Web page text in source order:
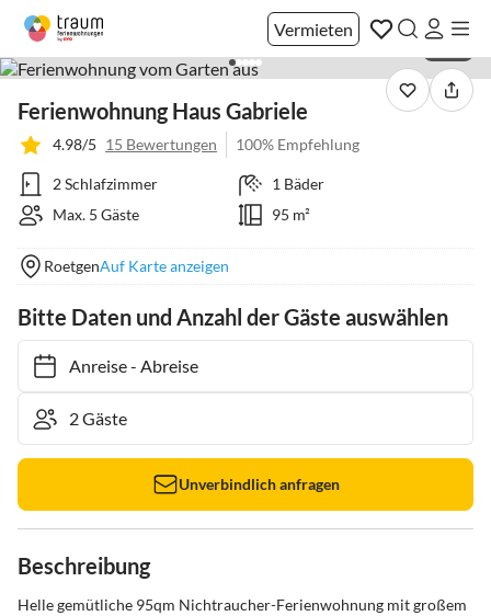
Vermieten
Ferienwohnung Haus Gabriele
4.98/5 15 Bewertungen 100% Empfehlung
2 Schlafzimmer
1 Bäder
Max. 5 Gäste
95 m²
RoetgenAuf Karte anzeigen
Bitte Daten und Anzahl der Gäste auswählen
Anreise- Abreise
Unverbindlich anfragen
Beschreibung
Helle gemütliche 95qm Nichtraucher-Ferienwohnung mit großem